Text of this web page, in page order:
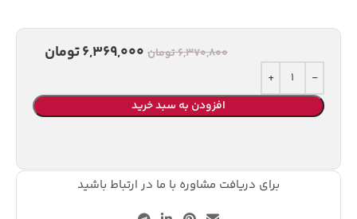
6,370,800تومان 6,369,000تومان
افزودن به سبد خرید
برای دریافت مشاوره با ما در ارتباط باشید